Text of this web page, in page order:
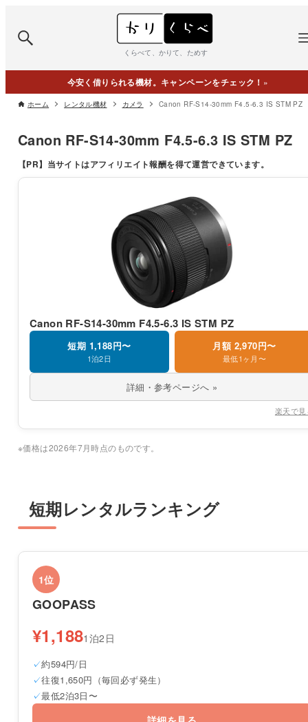
くらべて、かりて、ためす
今安く借りられる機材。キャンペーンをチェック！ »
ホーム レンタル機材 カメラ Canon RF-S14-30mm F4.5-6.3 IS STM PZ
Canon RF-S14-30mm F4.5-6.3 IS STM PZ
【PR】 当サイトはアフィリエイト報酬を得て運営できています。
Canon RF-S14-30mm F4.5-6.3 IS STM PZ
短期 1,188円〜
1泊2日
月額 2,970円〜
最低1ヶ月〜
詳細・参考ページへ »
楽天で
※価格は2026年7月時点のものです。
短期レンタルランキング
1位
GOOPASS
¥1,1881泊2日
約594円/日
往復1,650円（毎回必ず発生）
最低2泊3日〜